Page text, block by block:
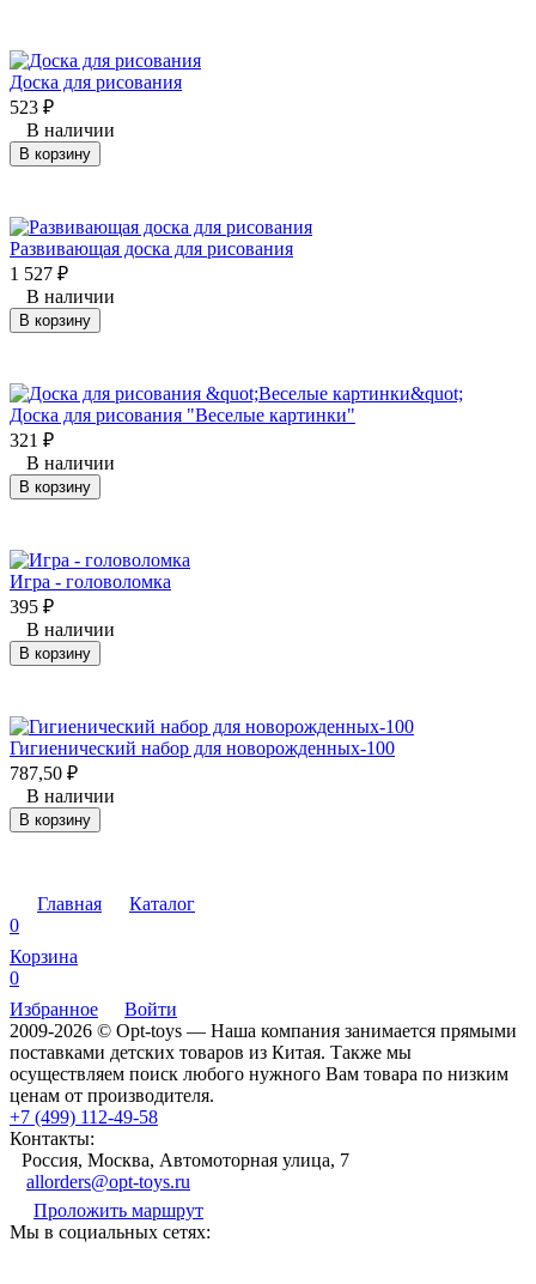
Доска для рисования
523 ₽
В наличии
В корзину
Развивающая доска для рисования
1 527 ₽
В наличии
В корзину
Доска для рисования "Веселые картинки"
321 ₽
В наличии
В корзину
Игра - головоломка
395 ₽
В наличии
В корзину
Гигиенический набор для новорожденных-100
787,50 ₽
В наличии
В корзину
Главная
Каталог
0
Корзина
0
Избранное
Войти
2009-2026 © Opt-toys — Наша компания занимается прямыми
поставками детских товаров из Китая. Также мы
осуществляем поиск любого нужного Вам товара по низким
ценам от производителя.
+7 (499) 112-49-58
Контакты:
Россия, Москва, Автомоторная улица, 7
allorders@opt-toys.ru
Проложить маршрут
Мы в социальных сетях: